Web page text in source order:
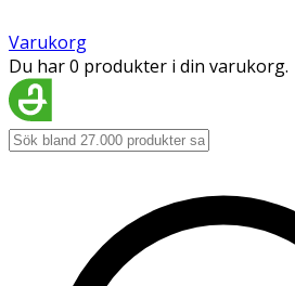
Varukorg
Du har 0 produkter i din varukorg.